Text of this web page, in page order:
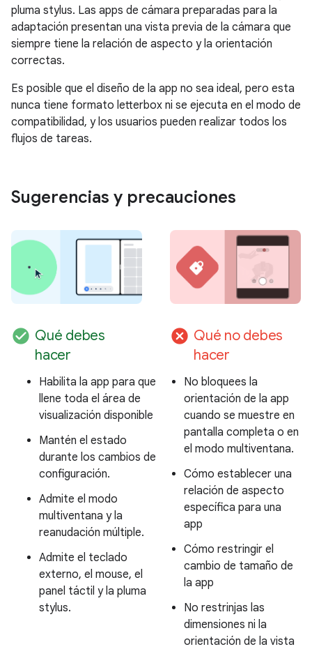
pluma stylus. Las apps de cámara preparadas para la
adaptación presentan una vista previa de la cámara que
siempre tiene la relación de aspecto y la orientación
correctas.
Es posible que el diseño de la app no sea ideal, pero esta
nunca tiene formato letterbox ni se ejecuta en el modo de
compatibilidad, y los usuarios pueden realizar todos los
flujos de tareas.
Sugerencias y precauciones
check_circle Qué debes
hacer
Habilita la app para que
llene toda el área de
visualización disponible
Mantén el estado
durante los cambios de
configuración.
Admite el modo
multiventana y la
reanudación múltiple.
Admite el teclado
externo, el mouse, el
panel táctil y la pluma
stylus.
cancel Qué no debes
hacer
No bloquees la
orientación de la app
cuando se muestre en
pantalla completa o en
el modo multiventana.
Cómo establecer una
relación de aspecto
específica para una
app
Cómo restringir el
cambio de tamaño de
la app
No restrinjas las
dimensiones ni la
orientación de la vista